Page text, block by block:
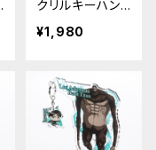
クリルキーハン
ガー（エレン VS
顎の巨人）
¥1,980